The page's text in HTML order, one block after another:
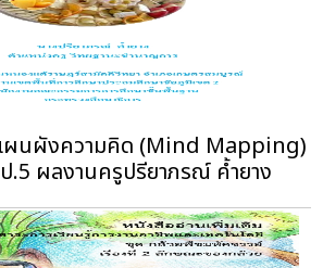
นผังความคิด (Mind Mapping)
.5 ผลงานครูปรียาภรณ์ ค้ำยาง